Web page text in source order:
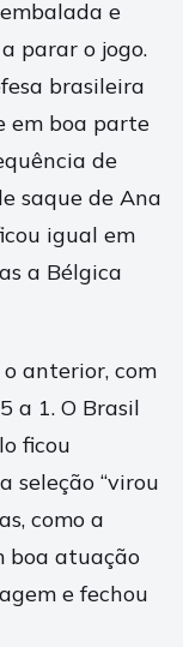
e
parar o jogo.
brasileira
em boa parte
de
saque de Ana
igual em
a Bélgica
o anterior, com
a 1. O Brasil
ficou
seleção “virou
como a
boa atuação
e fechou